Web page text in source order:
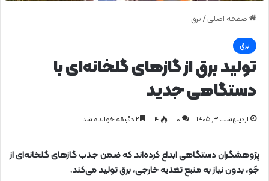
صفحه اصلی / برق
برق
تولید برق از گازهای گلخانه‌ای با
دستگاهی جدید
اردیبهشت ۳, ۱۴۰۵ 0 ۴
پژوهشگران دستگاهی ابداع کرده‌اند که ضمن جذب گازهای گلخانه‌ای از
جَو، بدون نیاز به منبع تغذیه خارجی، برق تولید می‌کند.